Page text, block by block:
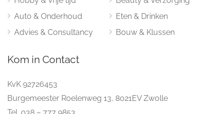
Auto & Onderhoud
Advies & Consultancy
Eten & Drinken
Bouw & Klussen
Kom in Contact
KvK 92726453
Burgemeester Roelenweg 13, 8021EV Zwolle